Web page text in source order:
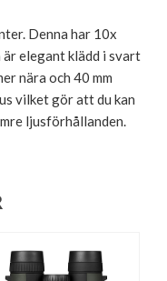
Denna har 10x
elegant klädd i svart
nära och 40 mm
vilket gör att du kan
ljusförhållanden.